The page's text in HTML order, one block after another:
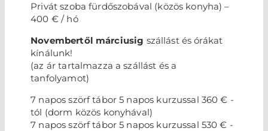
Privát szoba fürdőszobával (közös konyha) –
400 € / hó
Novembertől márciusig szállást és órákat
kínálunk!
(az ár tartalmazza a szállást és a
tanfolyamot)
7 napos szörf tábor 5 napos kurzussal 360 € -
tól (dorm közös konyhával)
7 napos szörf tábor 5 napos kurzussal 530 € -